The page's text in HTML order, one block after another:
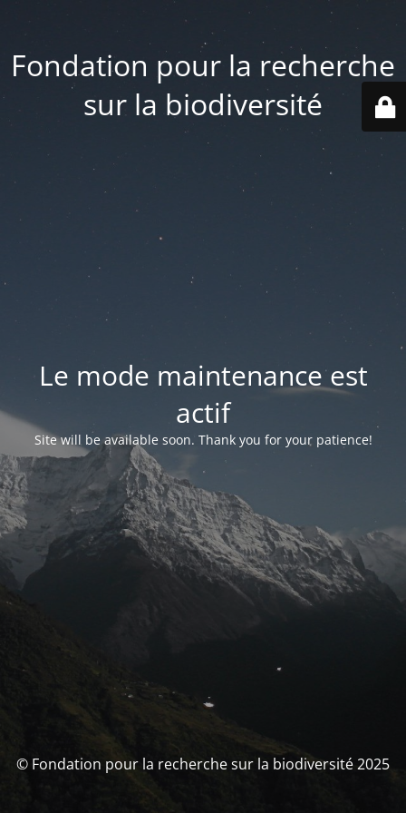
Fondation pour la recherche
sur la biodiversité
Le mode maintenance est
actif
Site will be available soon. Thank you for your patience!
© Fondation pour la recherche sur la biodiversité 2025